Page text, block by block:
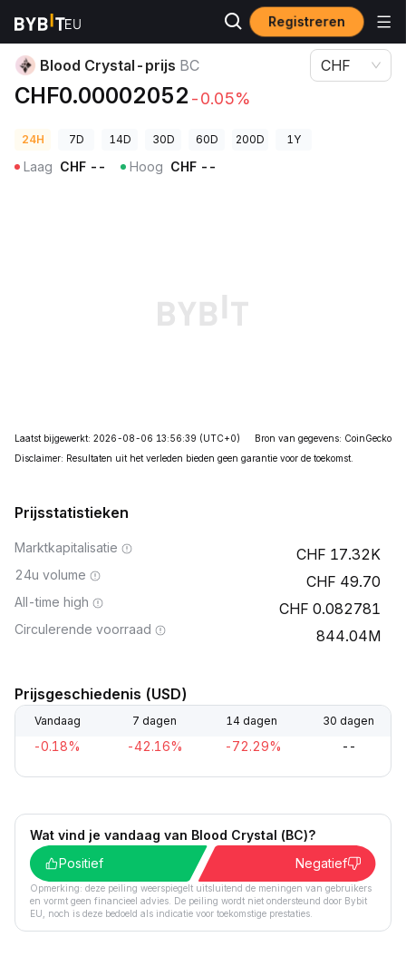
Registreren
Cryptoprijzen
Blood Crystal-prijs BC
CHF0.00002052 -0.05%
CHF
24H 7D 14D 30D 60D 200D 1Y
Laag CHF -- Hoog CHF --
Laatst bijgewerkt: 2026-08-06 13:56:39 (UTC+0)
Bron van gegevens: CoinGecko
Disclaimer: Resultaten uit het verleden bieden geen garantie voor de toekomst.
Prijsstatistieken
Marktkapitalisatie 17.32K
24u volume 49.70
All-time high 0.082781
Circulerende voorraad 844.04M
Prijsgeschiedenis (USD)
Vandaag 7 dagen 14 dagen 30 dagen
-0.18% -42.16% -72.29% --
Wat vind je vandaag van Blood Crystal (BC)?
Positief
Negatief
Opmerking: deze peiling weerspiegelt uitsluitend de meningen van gebruikers
en vormt geen financieel advies. De peiling wordt niet ondersteund door Bybit
EU, noch is deze bedoeld als indicatie voor toekomstige prestaties.